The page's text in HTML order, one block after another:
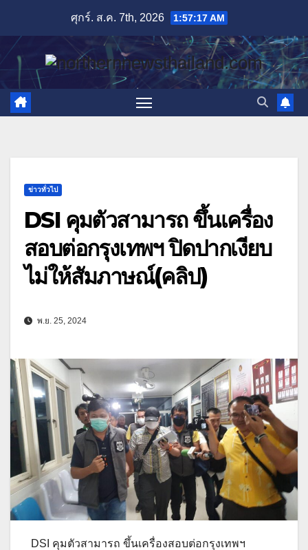
content
ศุกร์. ส.ค. 7th, 2026 1:57:19 AM
ข่าวทั่วไป
DSI คุมตัวสามารถ ขึ้นเครื่อง
สอบต่อกรุงเทพฯ ปิดปากเงียบ
ไม่ให้สัมภาษณ์(คลิป)
พ.ย. 25, 2024
DSI คุมตัวสามารถ ขึ้นเครื่องสอบต่อกรุงเทพฯ